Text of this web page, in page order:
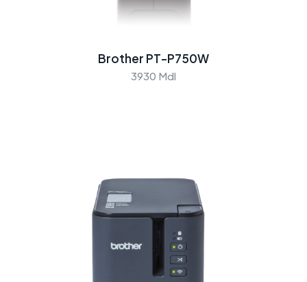
Brother PT-P750W
3930 Mdl